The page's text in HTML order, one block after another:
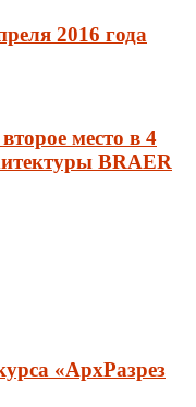
2016 года
место в 4
BRAER
«АрхРазрез